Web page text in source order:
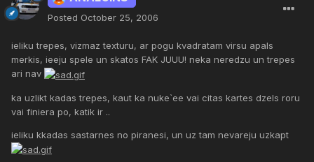
Posted October 25, 2006
ieliku trepes, vizmaz texturu, ar pogu kvadratam virsu apals
merkis, ieeju spele un skatos FAK JUUU! neka neredzu un trepes
ari nav
ka uzlikt kadas trepes, kaut ka nuke`ee vai citas kartes dzels roru
vai finiera po, katik ir ..
ieliku kkadas sastarnes no piranesi, un uz tam nevareju uzkapt